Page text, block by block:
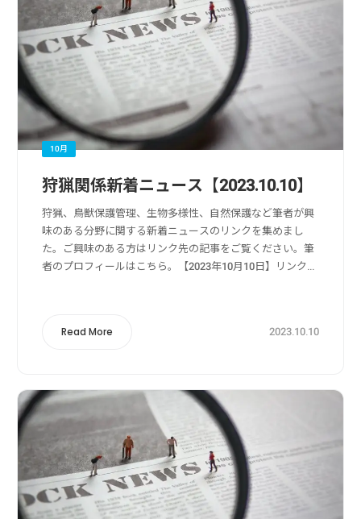
10月
2023.10.10
狩猟関係新着ニュース【2023.10.10】
狩猟、鳥獣保護管理、生物多様性、自然保護など筆者が興
味のある分野に関する新着ニュースのリンクを集めまし
た。ご興味のある方はリンク先の記事をご覧ください。筆
者のプロフィールはこちら。【2023年10月10日】リンク
Read More